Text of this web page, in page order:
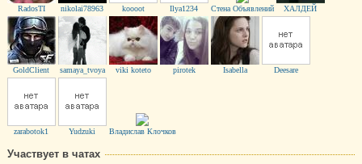
RadosTI nikolai78963 koooot Ilya1234 Стена Объявлений ХАЛДЕЙ
GoldClient samaya_tvoya viki koteto pirotek Isabella Deesare
zarabotok1 Yudzuki Владислав Клочков
Участвует в чатах